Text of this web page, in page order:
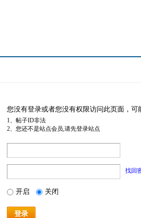
您没有登录或者您没有权限访问此页面，可
1、帖子ID非法
2、您还不是站点会员,请先登录站点
找回
开启 关闭
登录